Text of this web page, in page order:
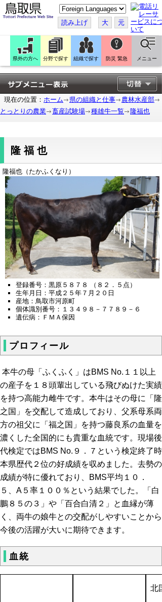
こ
の
ペ
ー
ジ
翻
訳
す
る
読み上げ 大 元
県外の方へ 分野で探す 組織で探す 防災 緊急 メニュー
現在の位置： ホーム 県の組織と仕事
農林水産部
とっとりの農業
畜産試験場 種雄牛一覧 隆福也
隆福也
隆福也（たかふくなり）
登録番号：黒原５８７８ （８２．５点）
生年月日：平成２５年７月２０日
産地：鳥取市河原町
個体識別番号：１３４９８－７７８９－６
遺伝病：ＦＭＡ保因
プロフィール
本牛の母「ふくふく」はBMS No.１１以上
の産子を１８頭輩出している飛びぬけた実績
を持つ高能力雌牛です。本牛はその母に「隆
之国」を交配して造成しており、父系母系両
方の祖父に「福之国」を持つ藤良系の血量を
濃くした全国的にも貴重な血統です。現場後
代検定ではBMS No.９．７という検定終了時
本県歴代２位の好成績を収めました。去勢の
成績が特に優れており、BMS平均１０．
５、A５率１００％という結果でした。「白
鵬８５の３」や「百合白清２」と血縁が薄
く、両牛の娘牛との交配がしやすいことから
今後の活躍が大いに期待できます。
血統
北